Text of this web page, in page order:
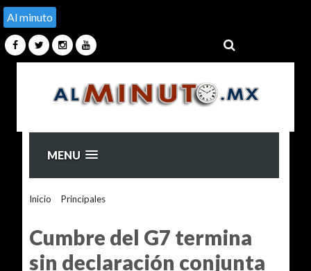
Al minuto
MENU
Inicio Principales>
Cumbre del G7 termina
sin declaración conjunta